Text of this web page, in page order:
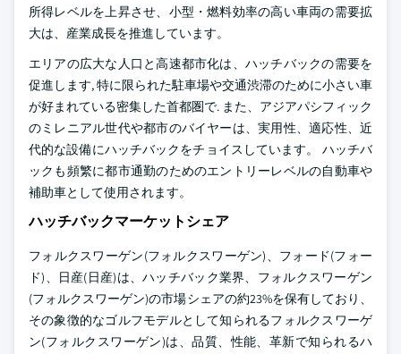
所得レベルを上昇させ、小型・燃料効率の高い車両の需要拡
大は、産業成長を推進しています。
エリアの広大な人口と高速都市化は、ハッチバックの需要を
促進します, 特に限られた駐車場や交通渋滞のために小さい車
が好まれている密集した首都圏で. また、アジアパシフィック
のミレニアル世代や都市のバイヤーは、実用性、適応性、近
代的な設備にハッチバックをチョイスしています。 ハッチバ
ックも頻繁に都市通勤のためのエントリーレベルの自動車や
補助車として使用されます。
ハッチバックマーケットシェア
フォルクスワーゲン(フォルクスワーゲン)、フォード(フォー
ド)、日産(日産)は、ハッチバック業界、フォルクスワーゲン
(フォルクスワーゲン)の市場シェアの約23%を保有しており、
その象徴的なゴルフモデルとして知られるフォルクスワーゲ
ン(フォルクスワーゲン)は、品質、性能、革新で知られるハ